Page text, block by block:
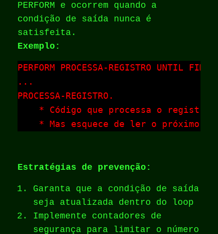
PERFORM e ocorrem quando a
condição de saída nunca é
satisfeita.
Exemplo:
PERFORM PROCESSA-REGISTRO UNTIL
...
PROCESSA-REGISTRO.
    * Código que processa o registro
* Mas esquece de ler o próximo
Estratégias de prevenção:
Garanta que a condição de saída
seja atualizada dentro do loop
Implemente contadores de
segurança para limitar o número